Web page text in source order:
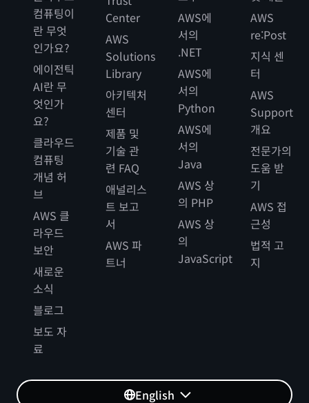
컴퓨팅이
란 무엇
인가요?
에이전틱
AI란 무
엇인가
요?
클라우드
컴퓨팅
개념 허
브
AWS 클
라우드
보안
새로운
소식
블로그
보도 자
료
Center
AWS
Solutions
Library
아키텍처
센터
제품 및
기술 관
련 FAQ
애널리스
트 보고
서
AWS 파
트너
AWS에
서의
.NET
AWS에
서의
Python
AWS에
서의
Java
AWS 상
의 PHP
AWS 상
의
JavaScript
AWS
re:Post
지식 센
터
AWS
Support
개요
전문가의
도움 받
기
AWS 접
근성
법적 고
지
English